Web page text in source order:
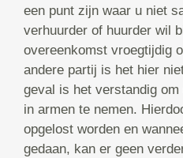
een punt zijn waar u niet
verhuurder of huurder wil
overeenkomst vroegtijdig
andere partij is het hier
geval is het verstandig
in armen te nemen.
opgelost worden en
gedaan, kan er geen